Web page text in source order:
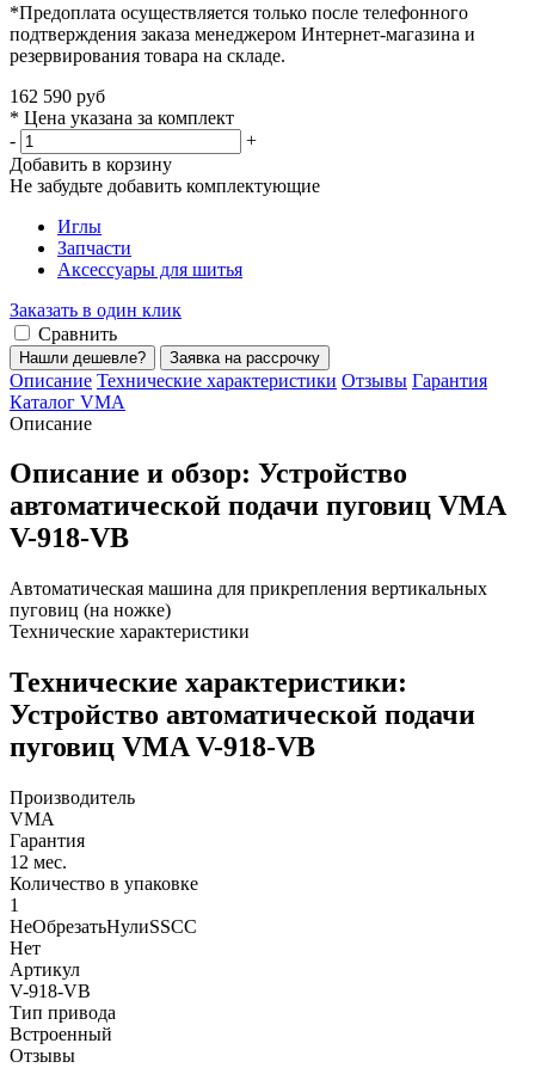
*Предоплата осуществляется только после телефонного
подтверждения заказа менеджером Интернет-магазина и
резервирования товара на складе.
162 590 руб
* Цена указана за комплект
-
+
Добавить в корзину
Не забудьте добавить комплектующие
Иглы
Запчасти
Аксессуары для шитья
Заказать в один клик
Сравнить
Нашли дешевле? Заявка на рассрочку
Описание Технические характеристики Отзывы Гарантия
Каталог VMA
Описание
Описание и обзор: Устройство
автоматической подачи пуговиц VMA
V-918-VB
Автоматическая машина для прикрепления вертикальных
пуговиц (на ножке)
Технические характеристики
Технические характеристики:
Устройство автоматической подачи
пуговиц VMA V-918-VB
Производитель
VMA
Гарантия
12 мес.
Количество в упаковке
1
НеОбрезатьНулиSSCC
Нет
Артикул
V-918-VB
Тип привода
Встроенный
Отзывы